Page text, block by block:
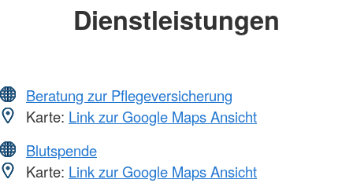
Dienstleistungen
Beratung zur Pflegeversicherung
Karte: Link zur Google Maps Ansicht
Blutspende
Karte: Link zur Google Maps Ansicht